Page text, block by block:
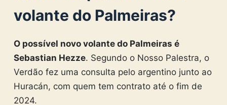
volante do Palmeiras?
O possível novo volante do Palmeiras é
Sebastian Hezze. Segundo o Nosso Palestra, o
Verdão fez uma consulta pelo argentino junto ao
Huracán, com quem tem contrato até o fim de
2024.